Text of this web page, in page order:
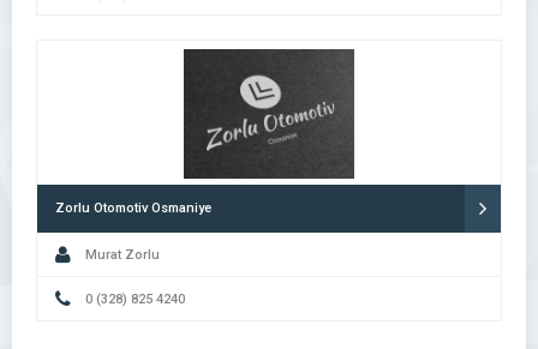
Zorlu Otomotiv Osmaniye
Murat Zorlu
0 (328) 825 4240